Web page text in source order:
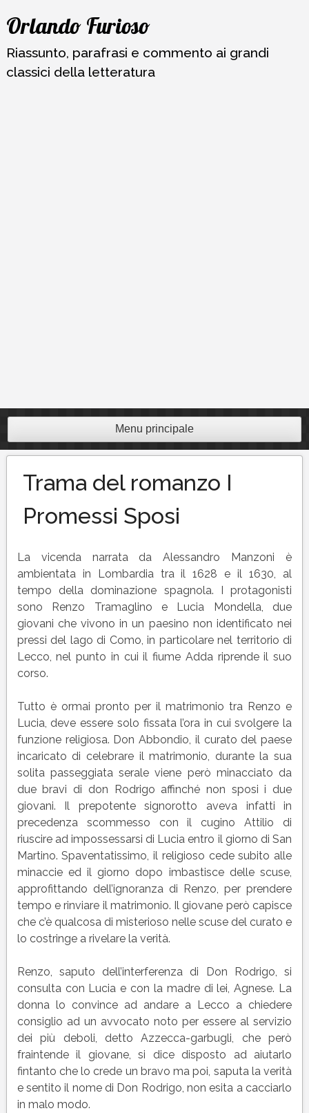
Vai
contenuto
Orlando Furioso
Riassunto, parafrasi e commento ai grandi
classici della letteratura
Menu principale
Trama del romanzo I
Promessi Sposi
La vicenda narrata da Alessandro Manzoni è
ambientata in Lombardia tra il 1628 e il 1630, al
tempo della dominazione spagnola. I protagonisti
sono Renzo Tramaglino e Lucia Mondella, due
giovani che vivono in un paesino non identificato nei
pressi del lago di Como, in particolare nel territorio di
Lecco, nel punto in cui il fiume Adda riprende il suo
corso.
Tutto è ormai pronto per il matrimonio tra Renzo e
Lucia, deve essere solo fissata l’ora in cui svolgere la
funzione religiosa. Don Abbondio, il curato del paese
incaricato di celebrare il matrimonio, durante la sua
solita passeggiata serale viene però minacciato da
due bravi di don Rodrigo affinché non sposi i due
giovani. Il prepotente signorotto aveva infatti in
precedenza scommesso con il cugino Attilio di
riuscire ad impossessarsi di Lucia entro il giorno di San
Martino. Spaventatissimo, il religioso cede subito alle
minaccie ed il giorno dopo imbastisce delle scuse,
approfittando dell’ignoranza di Renzo, per prendere
tempo e rinviare il matrimonio. Il giovane però capisce
che c’è qualcosa di misterioso nelle scuse del curato e
lo costringe a rivelare la verità.
Renzo, saputo dell’interferenza di Don Rodrigo, si
consulta con Lucia e con la madre di lei, Agnese. La
donna lo convince ad andare a Lecco a chiedere
consiglio ad un avvocato noto per essere al servizio
dei più deboli, detto Azzecca-garbugli, che però
fraintende il giovane, si dice disposto ad aiutarlo
fintanto che lo crede un bravo ma poi, saputa la verità
e sentito il nome di Don Rodrigo, non esita a cacciarlo
in malo modo.